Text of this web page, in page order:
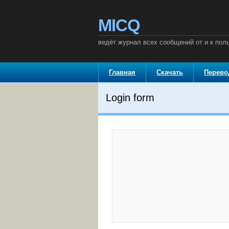
MICQ
ведёт журнал всех сообщений от и к
Главная Скачать
Login form